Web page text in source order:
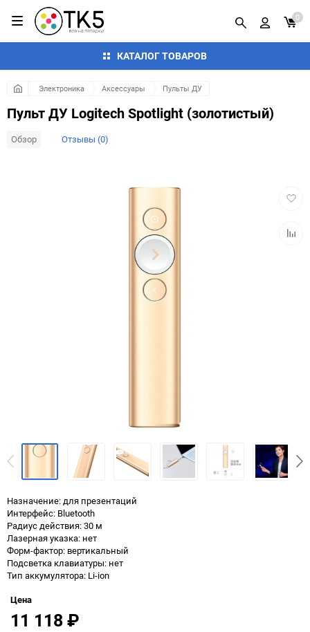
КАТАЛОГ ТОВАРОВ
0
Электроника Аксессуары Пульты ДУ
Пульт ДУ Logitech Spotlight (золотистый)
Обзор Отзывы (0)
Назначение: для презентаций
Интерфейс: Bluetooth
Радиус действия: 30 м
Лазерная указка: нет
Форм-фактор: вертикальный
Подсветка клавиатуры: нет
Тип аккумулятора: Li-ion
Цена
11 118₽